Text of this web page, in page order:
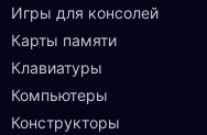
Игры для консолей
Карты памяти
Клавиатуры
Компьютеры
Конструкторы